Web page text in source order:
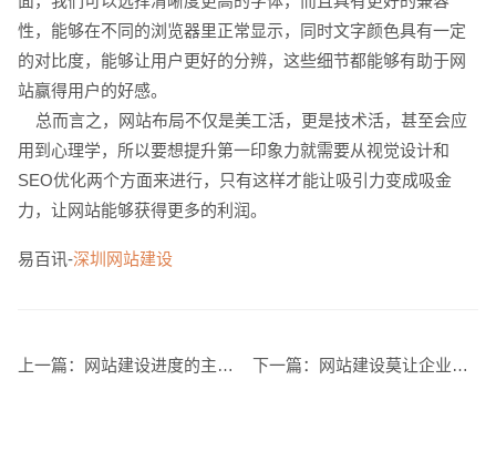
性，能够在不同的浏览器里正常显示，同时文字颜色具有一定
的对比度，能够让用户更好的分辨，这些细节都能够有助于网
站赢得用户的好感。
总而言之，网站布局不仅是美工活，更是技术活，甚至会应
用到心理学，所以要想提升第一印象力就需要从视觉设计和
SEO优化两个方面来进行，只有这样才能让吸引力变成吸金
力，让网站能够获得更多的利润。
易百讯-深圳网站建设
上一篇： 网站建设进度的主要规划 下一篇： 网站建设莫让企业网站成摆设
电商及系统平台开发 · 微信小程序开发 · 年度